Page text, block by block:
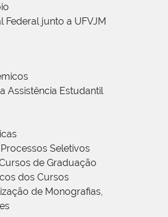
Federal junto a UFVJM
Assistência Estudantil
Seletivos
de Graduação
dos Cursos
de Monografias,